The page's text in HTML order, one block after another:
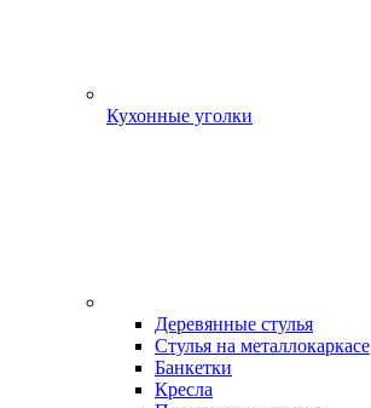
Кухонные уголки
Деревянные стулья
Стулья на металлокаркасе
Банкетки
Кресла